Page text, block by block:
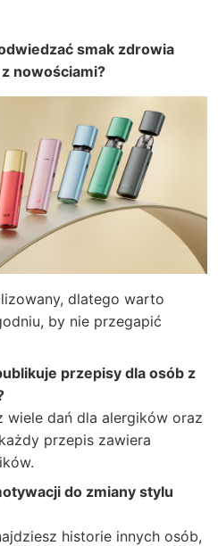
smak zdrowia
nowościami?
dlatego warto
by nie przegapić
przepisy dla osób z
wiele dań dla alergików oraz
przepis zawiera
do zmiany stylu
historie innych osób,